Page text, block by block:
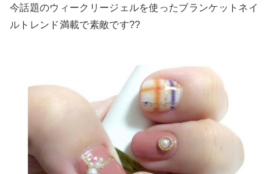
今話題のウィークリージェルを使ったブランケットネイ
ルトレンド満載で素敵です??